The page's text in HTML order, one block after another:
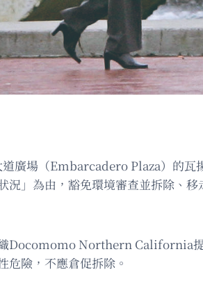
道廣場（Embarcadero Plaza）的
況」為由，豁免環境審查並拆除、
Docomomo Northern California
危險，不應倉促拆除。